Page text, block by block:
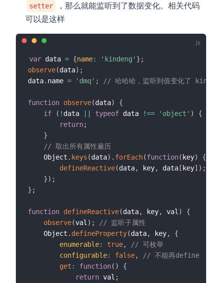
setter
，那么就能监听到了数据变化。相关代码
可以是这样
var data = {name: 'kindeng' } ;
observe(data) ;
data. name = 'dmq' ; // 哈哈哈，监听到值变化了
function observe(data)
{
if
( ! data typeof data !== 'object' )
{
return;
}
// 取出所有属性遍历
    Object
. keys (data) . forEach(function( key)
{
defineReactive(data, key, data [ key] ) ;
}) ;
} ;
function defineReactive(data, key, val )
{
observe(val ) ;
// 监听子属性
    Object
. defineProperty(data, key,
{
enumerable: true,
// 可枚举
configurable: false,
// 不能再define
get : function( )
{
return val ;